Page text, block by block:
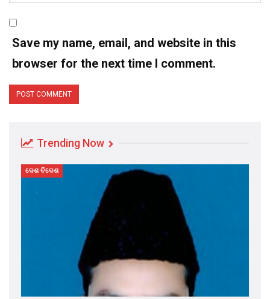
Save my name, email, and website in this
browser for the next time I comment.
Trending Now
ଦେଶ ବିଦେଶ